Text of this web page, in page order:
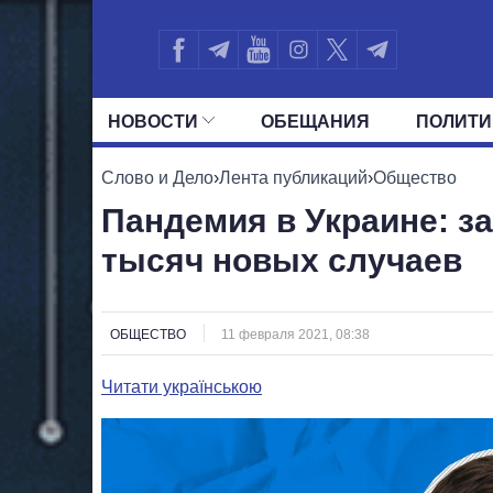
НОВОСТИ ОБЕЩАНИЯ
ВСЕ ПОЛИТИКИ ПРЕЗИДЕНТ И
Слово и Дело›Лента публикаций›Общество
Пандемия в Украине:
тысяч новых случаев
ОБЩЕСТВО 11 февраля 2021, 08:38
Читати українською